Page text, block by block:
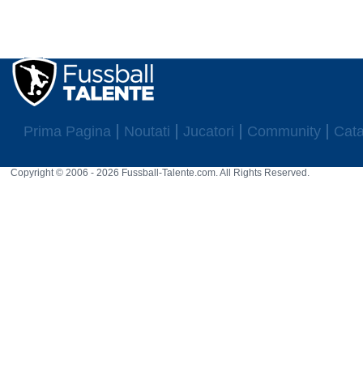
Prima Pagina Noutati Jucatori Community
Copyright © 2006 - 2026 Fussball-Talente.com. All Rights Reserved.